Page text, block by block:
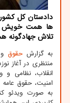
دادستان كل
ها همت خویش را
تلاش جهادگونه
به گزارش حقوقو
منتظری در آغاز
انقلاب، نظامی
امنیت، حقوق عامه
به صورت ویدئو